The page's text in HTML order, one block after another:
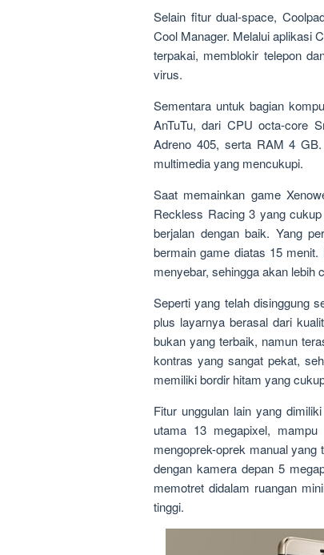
Selain fitur dual-space,
Cool Manager. Melalui aplikasi
terpakai, memblokir telepon
virus.
Sementara untuk bagian
AnTuTu, dari CPU octa-core
Adreno 405, serta RAM 4
multimedia yang mencukupi.
Saat memainkan game
Reckless Racing 3 yang
berjalan dengan baik. Yang
bermain game diatas 15
menyebar, sehingga akan lebih
Seperti yang telah disinggung
plus layarnya berasal dari
bukan yang terbaik, namun
kontras yang sangat pekat,
memiliki bordir hitam yang
Fitur unggulan lain yang
utama 13 megapixel,
mengoprek-oprek manual
dengan kamera depan 5
memotret didalam ruangan
tinggi.